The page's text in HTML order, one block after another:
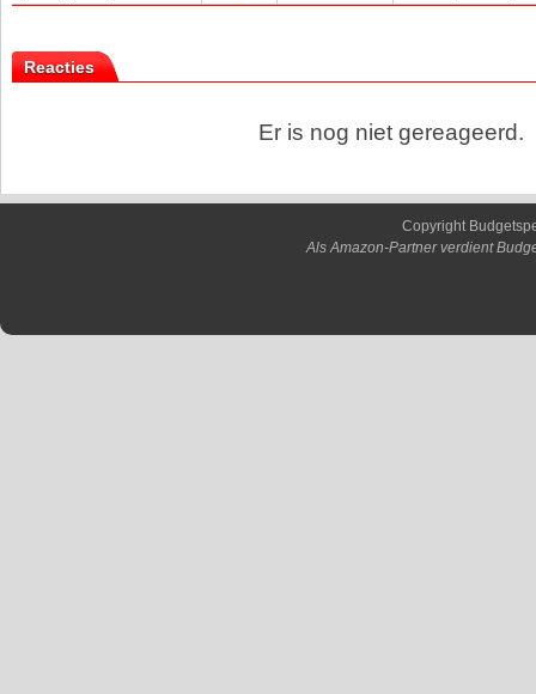
Reacties
Er is nog niet gereageerd.
Copyright
Als Amazon-Partner verdient